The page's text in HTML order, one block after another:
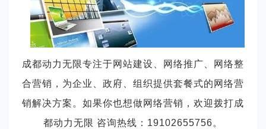
成都动力无限专注于网站建设、网络推广、网络整
合营销，为企业、政府、组织提供套餐式的网络营
销解决方案。如果你也想做网络营销，欢迎拨打成
都动力无限 咨询热线： 19102655756。